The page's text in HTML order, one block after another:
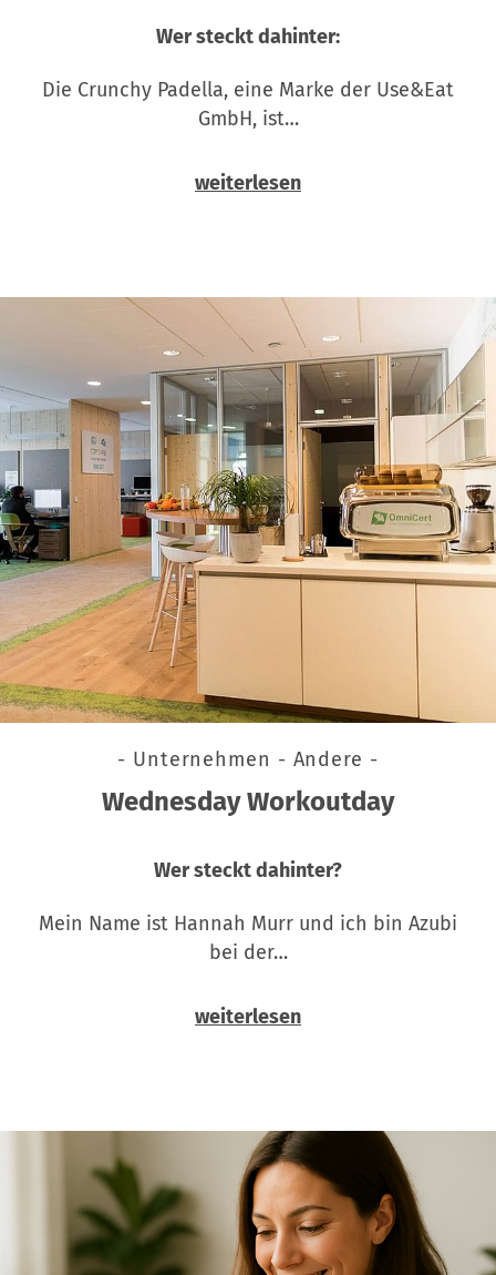
Wer steckt dahinter:
Die Crunchy Padella, eine Marke der Use&Eat
GmbH, ist…
weiterlesen
- Unternehmen - Andere -
Wednesday Workoutday
Wer steckt dahinter?
Mein Name ist Hannah Murr und ich bin Azubi
bei der…
weiterlesen